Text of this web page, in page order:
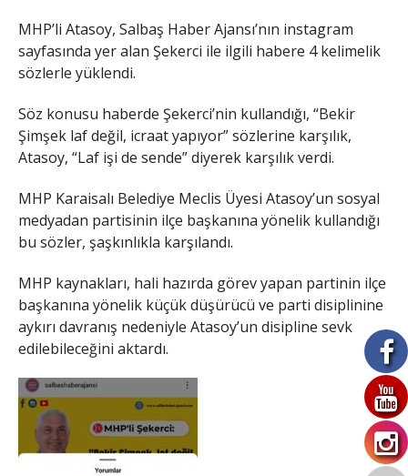
MHP’li Atasoy, Salbaş Haber Ajansı’nın instagram
sayfasında yer alan Şekerci ile ilgili habere 4 kelimelik
sözlerle yüklendi.
Söz konusu haberde Şekerci’nin kullandığı, “Bekir
Şimşek laf değil, icraat yapıyor” sözlerine karşılık,
Atasoy, “Laf işi de sende” diyerek karşılık verdi.
MHP Karaisalı Belediye Meclis Üyesi Atasoy’un sosyal
medyadan partisinin ilçe başkanına yönelik kullandığı
bu sözler, şaşkınlıkla karşılandı.
MHP kaynakları, hali hazırda görev yapan partinin ilçe
başkanına yönelik küçük düşürücü ve parti disiplinine
aykırı davranış nedeniyle Atasoy’un disipline sevk
edilebileceğini aktardı.